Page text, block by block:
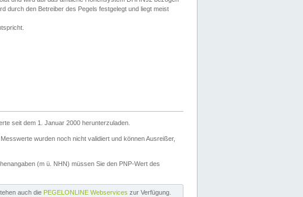
durch den Betreiber des Pegels festgelegt und liegt meist
seit dem 1. Januar 2000 herunterzuladen.
Messwerte wurden noch nicht validiert und können Ausreißer,
(m ü. NHN) müssen Sie den PNP-Wert des
auch die PEGELONLINE Webservices zur Verfügung.